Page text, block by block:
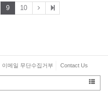
9 10
이메일 무단수집거부 Contact Us